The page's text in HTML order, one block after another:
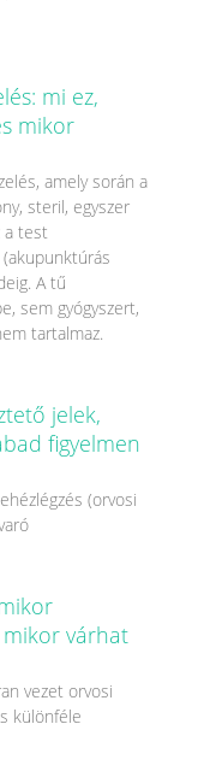
mi ez,
mikor
amely során a
steril, egyszer
a test
A tű
sem gyógyszert,
tartalmaz.
jelek,
figyelmen
(orvosi
mikor várhat
vezet orvosi
különféle